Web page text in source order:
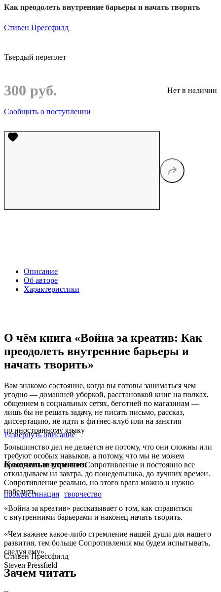
Как преодолеть внутренние барьеры и начать творить
Стивен Прессфилд
Твердый переплет
300 руб. Нет в наличии
Сообщить о поступлении
Описание
Об авторе
Характеристики
О чём книга «Война за креатив: Как
преодолеть внутренние барьеры и
начать творить»
Вам знакомо состояние, когда вы готовы заниматься чем
угодно — домашней уборкой, расстановкой книг на полках,
общением в социальных сетях, беготней по магазинам —
лишь бы не решать задачу, не писать письмо, рассказ,
диссертацию, не идти в фитнес-клуб или на занятия
по иностранному языку
Большинство дел не делается не потому, что они сложны или
требуют особых навыков, а потому, что мы не можем
преодолеть внутреннее Сопротивление и постоянно все
откладываем на завтра, до понедельника, до лучших времен.
Сопротивление реально, но этого врага можно и нужно
победить.
«Война за креатив» рассказывает о том, как справиться
с внутренними барьерами и наконец начать творить.
«Чем важнее какое-либо стремление нашей души для нашего
развития, тем больше Сопротивления мы будем испытывать,
следуя ему».
Зачем читать
Развернуть описание
Ключевые понятия
прокрастинация творчество
Стивен Прессфилд
Steven Pressfield